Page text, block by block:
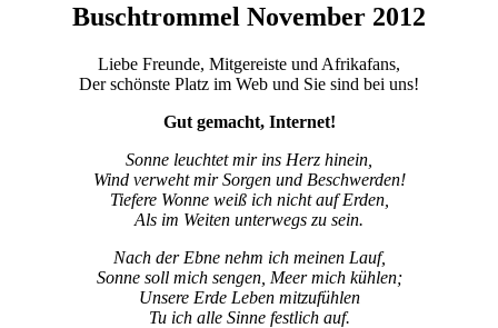
Buschtrommel November 2012
Liebe Freunde, Mitgereiste und Afrikafans,
Der schönste Platz im Web und Sie sind bei uns!
Gut gemacht, Internet!
Sonne leuchtet mir ins Herz hinein,
Wind verweht mir Sorgen und Beschwerden!
Tiefere Wonne weiß ich nicht auf Erden,
Als im Weiten unterwegs zu sein.
Nach der Ebne nehm ich meinen Lauf,
Sonne soll mich sengen, Meer mich kühlen;
Unsere Erde Leben mitzufühlen
Tu ich alle Sinne festlich auf.